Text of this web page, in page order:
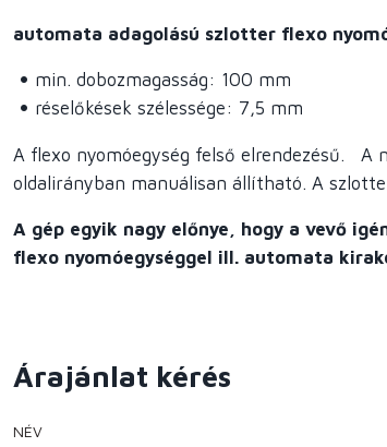
automata adagolású szlotter flexo
min. dobozmagasság: 100 mm
réselőkések szélessége: 7,5 mm
A flexo nyomóegység felső elrendezésű. A
oldalirányban manuálisan állítható. A
A gép egyik nagy előnye, hogy a vevő
flexo nyomóegységgel ill. automata
Árajánlat kérés
NÉV